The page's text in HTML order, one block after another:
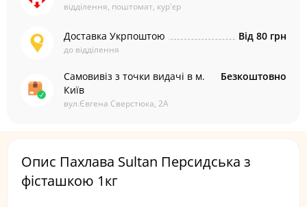
відділення, поштомат, кур'єр
Доставка Укрпоштою
до відділення
Від 80 грн
Самовивіз з точки видачі в м.
Київ
вул.Євгена Сверстюка, 2А
Безкоштовно
Опис Пахлава Sultan Персидська з
фісташкою 1кг